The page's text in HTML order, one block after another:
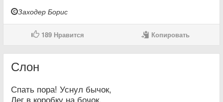
Заходер Борис
189 Нравится Копировать
Слон
Спать пора! Уснул бычок,
Лег в коробку на бочок.